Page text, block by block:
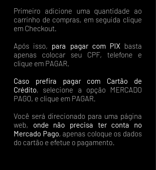
Primeiro adicione uma quantidade ao
carrinho de compras, em seguida clique
em Checkout.
Após isso, para pagar com PIX basta
apenas colocar seu CPF, telefone e
clique em PAGAR.
Caso prefira pagar com Cartão de
Crédito, selecione a opção MERCADO
PAGO, e clique em PAGAR.
Você será direcionado para uma página
web, onde não precisa ter conta no
Mercado Pago, apenas coloque os dados
do cartão e efetue o pagamento.